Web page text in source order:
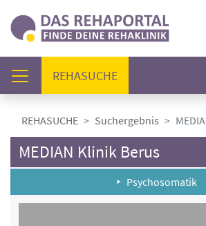
REHASUCHE(AKTUELL)
REHASUCHE Suchergebnis
MEDIAN Klinik Berus
Psychosomatik